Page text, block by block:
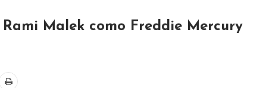
Malek como Freddie Mercury